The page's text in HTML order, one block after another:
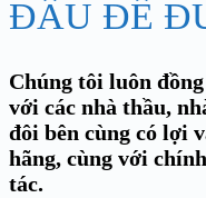
ĐÂU ĐỂ
Chúng tôi luôn
với các nhà thầu,
đôi bên cùng có lợi
hãng, cùng với
tác.